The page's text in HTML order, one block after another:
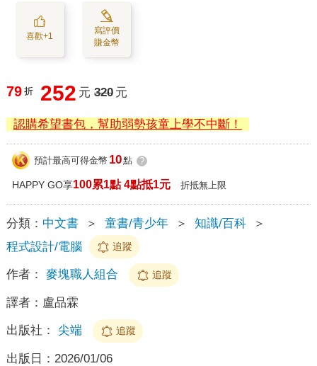
喜歡+1
寫評價
賺金幣
79 折 252 元 320 元
認購希望書包，幫助弱勢孩童上學不中斷！
預計最高可得金幣 10點 ?
HAPPY GO享100累1點 4點抵1元 折抵無上限
分類： 中文書 ＞ 童書/青少年 ＞ 知識/百科
＞
程式設計/電腦
追蹤
作者： 麥塊職人組合 追蹤
譯者： 盧品霖
出版社： 尖端 追蹤
出版日： 2026/01/06